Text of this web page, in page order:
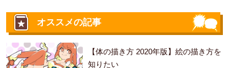
オススメの記事
【体の描き方 2020年版】絵の描き方を
知りたい